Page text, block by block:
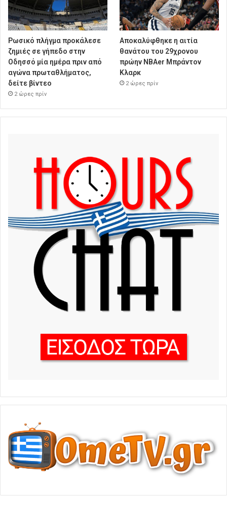
Ρωσικό πλήγμα προκάλεσε
ζημιές σε γήπεδο στην
Οδησσό μία ημέρα πριν από
αγώνα πρωταθλήματος,
δείτε βίντεο
2 ώρες πρίν
Αποκαλύφθηκε η αιτία
θανάτου του 29χρονου
πρώην NBAer Μπράντον
Κλαρκ
2 ώρες πρίν